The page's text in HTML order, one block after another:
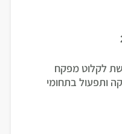
לקלוט מפקח
ותפעול בתחומי